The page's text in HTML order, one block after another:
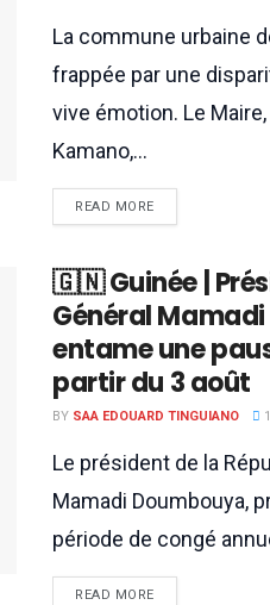
La commune urbaine
frappée par une
vive émotion. Le
Kamano,...
READ MORE
🇬🇳 Guinée |
Général
entame une
partir du 3 août
BY SAA EDOUARD TINGUIANO
Le président de la
Mamadi Doumbouya,
période de congé
READ MORE